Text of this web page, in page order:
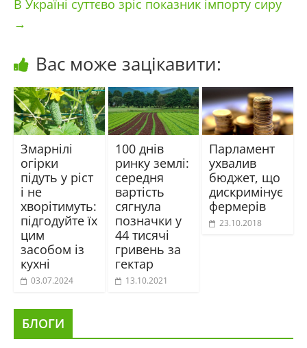
В Україні суттєво зріс показник імпорту сиру
→
Вас може зацікавити:
Змарнілі
огірки
підуть у ріст
і не
хворітимуть:
підгодуйте їх
цим
засобом із
кухні
03.07.2024
100 днів
ринку землі:
середня
вартість
сягнула
позначки у
44 тисячі
гривень за
гектар
13.10.2021
Парламент
ухвалив
бюджет, що
дискримінує
фермерів
23.10.2018
БЛОГИ